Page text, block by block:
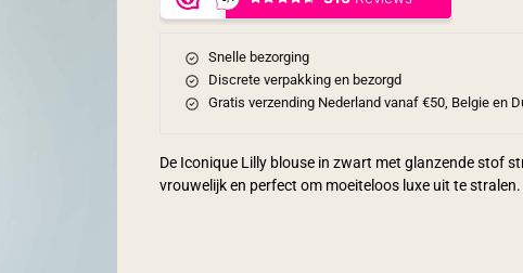
Snelle bezorging
Discrete verpakking en bezorgd
Gratis verzending Nederland vanaf €50, Belgie en
De Iconique Lilly blouse in zwart met glanzende stof
vrouwelijk en perfect om moeiteloos luxe uit te stralen.